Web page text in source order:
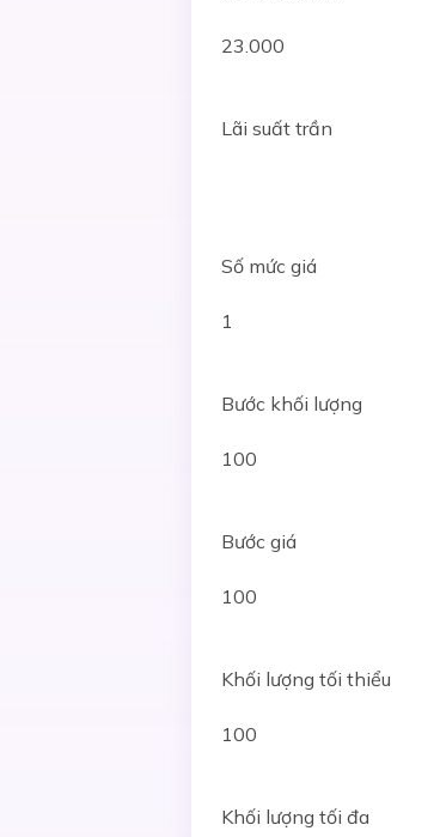
23.000
Lãi suất trần
Số mức giá
1
Bước khối lượng
100
Bước giá
100
Khối lượng tối thiểu
100
Khối lượng tối đa